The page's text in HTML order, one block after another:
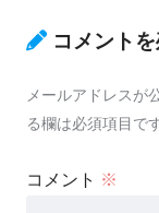
コメント
メールアドレスが
る欄は必須項目で
コメント ※